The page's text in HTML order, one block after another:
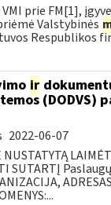
prie FM[1],
Valstybinės
Respublikos
ir
(DODVS)
2022-06-07
SUTARTĮ
ADRESAS